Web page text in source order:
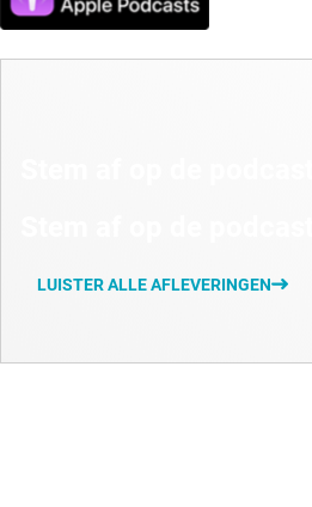
LUISTER ALLE AFLEVERINGEN